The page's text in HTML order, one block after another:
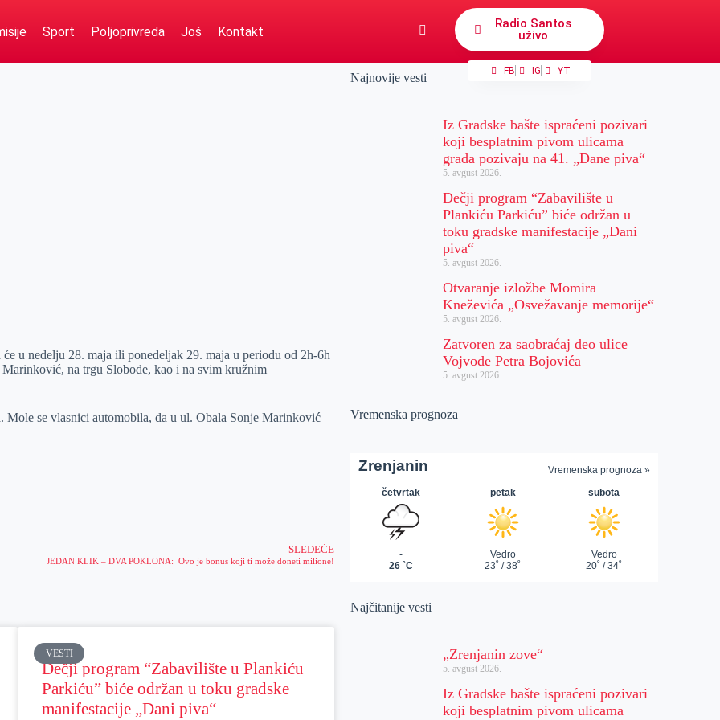
Sport Poljoprivreda Još Kontakt
Radio Santos
uživo
FB IG YT
u nedelju 28. maja ili ponedeljak 29. maja u periodu od 2h-6h
na trgu Slobode, kao i na svim kružnim
Mole se vlasnici automobila, da u ul. Obala Sonje Marinković
SLEDEĆE
JEDAN KLIK – DVA POKLONA: Ovo je bonus koji ti može doneti milione!
VESTI
Dečji program “Zabavilište u Plankiću
Parkiću” biće održan u toku gradske
manifestacije „Dani piva“
Najnovije vesti
Iz Gradske bašte ispraćeni pozivari
koji besplatnim pivom ulicama
grada pozivaju na 41. „Dane piva“
5. avgust 2026.
Dečji program “Zabavilište u
Plankiću Parkiću” biće održan u
toku gradske manifestacije „Dani
piva“
5. avgust 2026.
Otvaranje izložbe Momira
Kneževića „Osvežavanje memorije“
5. avgust 2026.
Zatvoren za saobraćaj deo ulice
Vojvode Petra Bojovića
5. avgust 2026.
Vremenska prognoza
Najčitanije vesti
„Zrenjanin zove“
5. avgust 2026.
Iz Gradske bašte ispraćeni pozivari
koji besplatnim pivom ulicama